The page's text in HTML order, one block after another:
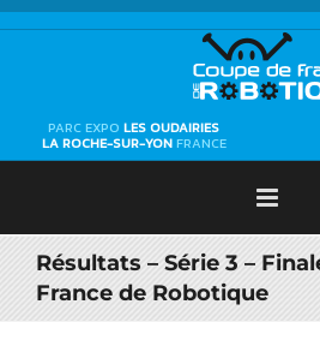
Passer
au
PARC EXPO LES OUDAIRIES
LA ROCHE-SUR-YONFRANCE
Résultats – Série 3 –
France de Robotique